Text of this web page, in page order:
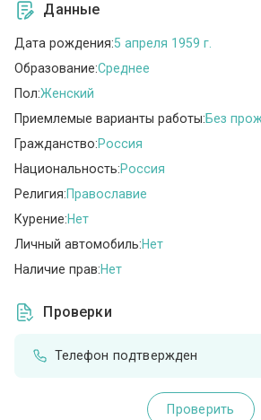
Данные
Дата рождения:5 апреля 1959 г.
Образование:Среднее
Пол:Женский
Приемлемые варианты работы:Без
Гражданство:Россия
Национальность:Россия
Религия:Православие
Курение:Нет
Личный автомобиль:Нет
Наличие прав:Нет
Проверки
Телефон подтвержден
Проверить